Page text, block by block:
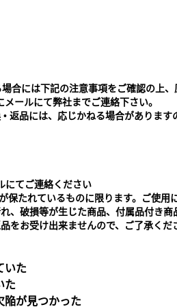
合には下記の注意事項をご確認の上、
メールにて弊社までご連絡下さい。
返品には、応じかねる場合があります
にてご連絡ください
保たれているものに限ります。ご使用
、破損等が生じた商品、付属品付き商
をお受け出来ませんので、ご了承くだ
いた
た
陥が見つかった